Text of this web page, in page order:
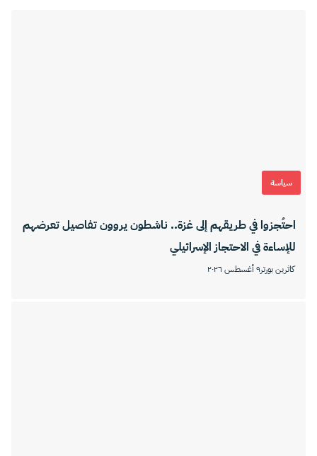
سياسة
احتُجزوا في طريقهم إلى غزة.. ناشطون يروون تفاصيل تعرضهم
للإساءة في الاحتجاز الإسرائيلي
كاثرين بورتر٩ أغسطس ٢٠٢٦